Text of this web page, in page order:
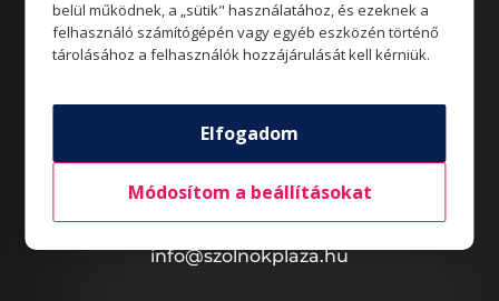
Rólunk
Állásajánlatok
Általános nyitvatartás*
Hétfő – Szombat07:00 – 21:00
Vasárnap
07:00 – 21:00
*Az üzletek nyitvatartása eltérő lehet.
info@szolnokplaza.hu
belül működnek, a „sütik" használatához, és ezeknek a
felhasználó számítógépén vagy egyéb eszközén történő
tárolásához a felhasználók hozzájárulását kell kérniük.
Elfogadom
Módosítom a beállításokat